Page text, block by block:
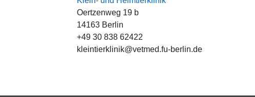
Oertzenweg 19 b
14163 Berlin
+49 30 838 62422
kleintierklinik@vetmed.fu-berlin.de